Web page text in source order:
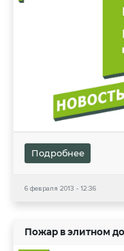
Подробнее
6 февраля 2013 - 12:36
Пожар в элитном